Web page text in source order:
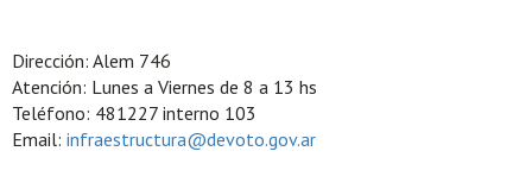
Dirección: Alem 746
Atención: Lunes a Viernes de 8 a 13 hs
Teléfono: 481227 interno 103
Email: infraestructura@devoto.gov.ar